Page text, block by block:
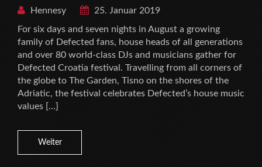
Hennesy
25. Januar 2019
For six days and seven nights in August a growing
family of Defected fans, house heads of all generations
and over 80 world-class DJs and musicians gather for
Defected Croatia festival. Travelling from all corners of
the globe to The Garden, Tisno on the shores of the
Adriatic, the festival celebrates Defected’s house music
values […]
Weiter